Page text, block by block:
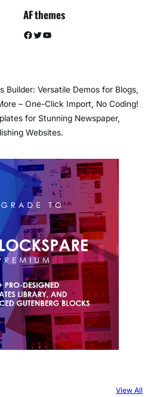
AF themes
Facebook Twitter YouTube
Builder: Versatile Demos for Blogs,
– One-Click Import, No Coding!
for Stunning Newspaper,
Websites.
View All